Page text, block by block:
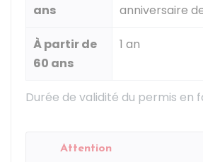
Durée de validité du permis en
ans
anniversaire
À partir de
60 ans
1 an
Attention